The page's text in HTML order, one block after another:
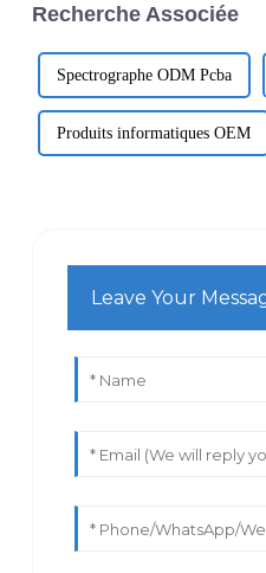
Recherche Associée
Spectrographe ODM Pcba
Produits informatiques OEM
Leave Your